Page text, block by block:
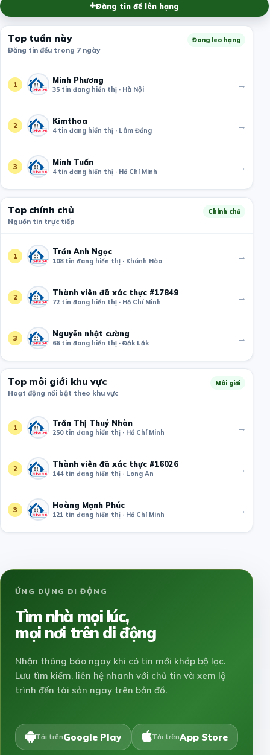
Đăng tin để lên hạng
Top tuần này
Đăng tin đều trong 7 ngày
Đang leo hạng
1 Minh Phương
35 tin đang hiển thị · Hà Nội →
2 Kimthoa
4 tin đang hiển thị · Lâm Đồng →
3 Minh Tuấn
4 tin đang hiển thị · Hồ Chí Minh →
Top chính chủ
Nguồn tin trực tiếp
Chính chủ
1 Trần Anh Ngọc
108 tin đang hiển thị · Khánh Hòa →
2 Thành viên đã xác thực #17849
72 tin đang hiển thị · Hồ Chí Minh →
3 Nguyễn nhật cường
66 tin đang hiển thị · Đắk Lắk →
Top môi giới khu vực
Hoạt động nổi bật theo khu vực
Môi giới
1 Trần Thị Thuý Nhàn
250 tin đang hiển thị · Hồ Chí Minh →
2 Thành viên đã xác thực #16026
144 tin đang hiển thị · Long An →
3 Hoàng Mạnh Phúc
121 tin đang hiển thị · Hồ Chí Minh →
ỨNG DỤNG DI ĐỘNG
Tìm nhà mọi lúc,
mọi nơi trên di động
Nhận thông báo ngay khi có tin mới khớp bộ lọc.
Lưu tìm kiếm, liên hệ nhanh với chủ tin và xem lộ
trình đến tài sản ngay trên bản đồ.
Tải trênGoogle Play Tải trênApp Store